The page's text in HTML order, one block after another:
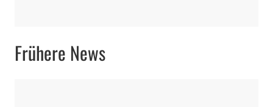
Frühere News